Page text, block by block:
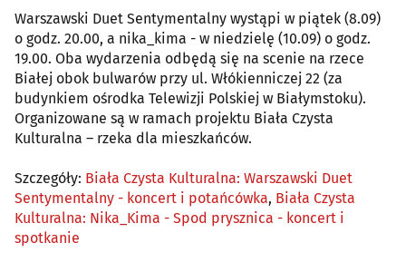
Warszawski Duet Sentymentalny wystąpi w piątek (8.09)
o godz. 20.00, a nika_kima - w niedzielę (10.09) o godz.
19.00. Oba wydarzenia odbędą się na scenie na rzece
Białej obok bulwarów przy ul. Włókienniczej 22 (za
budynkiem ośrodka Telewizji Polskiej w Białymstoku).
Organizowane są w ramach projektu Biała Czysta
Kulturalna – rzeka dla mieszkańców.
Szczegóły: Biała Czysta Kulturalna: Warszawski Duet
Sentymentalny - koncert i potańcówka, Biała Czysta
Kulturalna: Nika_Kima - Spod prysznica - koncert i
spotkanie